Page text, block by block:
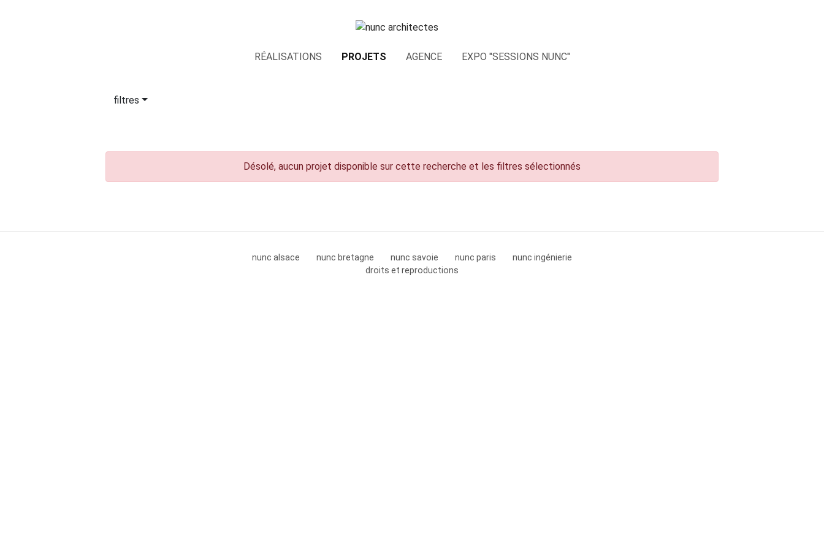
RÉALISATIONS PROJETS AGENCE EXPO "SESSIONS NUNC"
filtres
Désolé, aucun projet disponible sur cette recherche et les filtres sélectionnés
nunc alsace nunc bretagne nunc savoie nunc paris
nunc ingénierie
droits et reproductions